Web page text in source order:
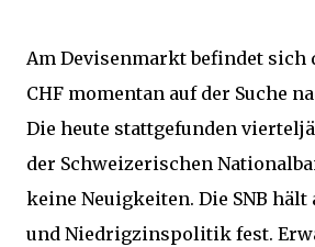
Am Devisenmarkt befindet sich
CHF momentan auf der Suche
Die heute stattgefunden
der Schweizerischen
keine Neuigkeiten. Die SNB
und Niedrigzinspolitik fest.